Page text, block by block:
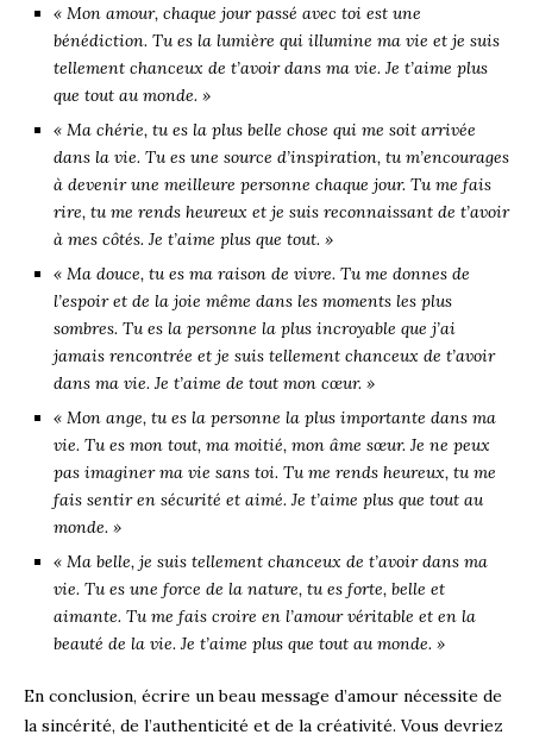
« Mon amour, chaque jour passé avec toi est une
bénédiction. Tu es la lumière qui illumine ma vie et je suis
tellement chanceux de t’avoir dans ma vie. Je t’aime plus
que tout au monde. »
« Ma chérie, tu es la plus belle chose qui me soit arrivée
dans la vie. Tu es une source d’inspiration, tu m’encourages
à devenir une meilleure personne chaque jour. Tu me fais
rire, tu me rends heureux et je suis reconnaissant de t’avoir
à mes côtés. Je t’aime plus que tout. »
« Ma douce, tu es ma raison de vivre. Tu me donnes de
l’espoir et de la joie même dans les moments les plus
sombres. Tu es la personne la plus incroyable que j’ai
jamais rencontrée et je suis tellement chanceux de t’avoir
dans ma vie. Je t’aime de tout mon cœur. »
« Mon ange, tu es la personne la plus importante dans ma
vie. Tu es mon tout, ma moitié, mon âme sœur. Je ne peux
pas imaginer ma vie sans toi. Tu me rends heureux, tu me
fais sentir en sécurité et aimé. Je t’aime plus que tout au
monde. »
« Ma belle, je suis tellement chanceux de t’avoir dans ma
vie. Tu es une force de la nature, tu es forte, belle et
aimante. Tu me fais croire en l’amour véritable et en la
beauté de la vie. Je t’aime plus que tout au monde. »
En conclusion, écrire un beau message d’amour nécessite de
la sincérité, de l’authenticité et de la créativité. Vous devriez